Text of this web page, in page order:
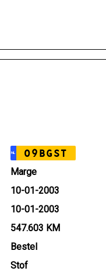
NL 09BGST
Marge
10-01-2003
10-01-2003
547.603 KM
Bestel
Stof